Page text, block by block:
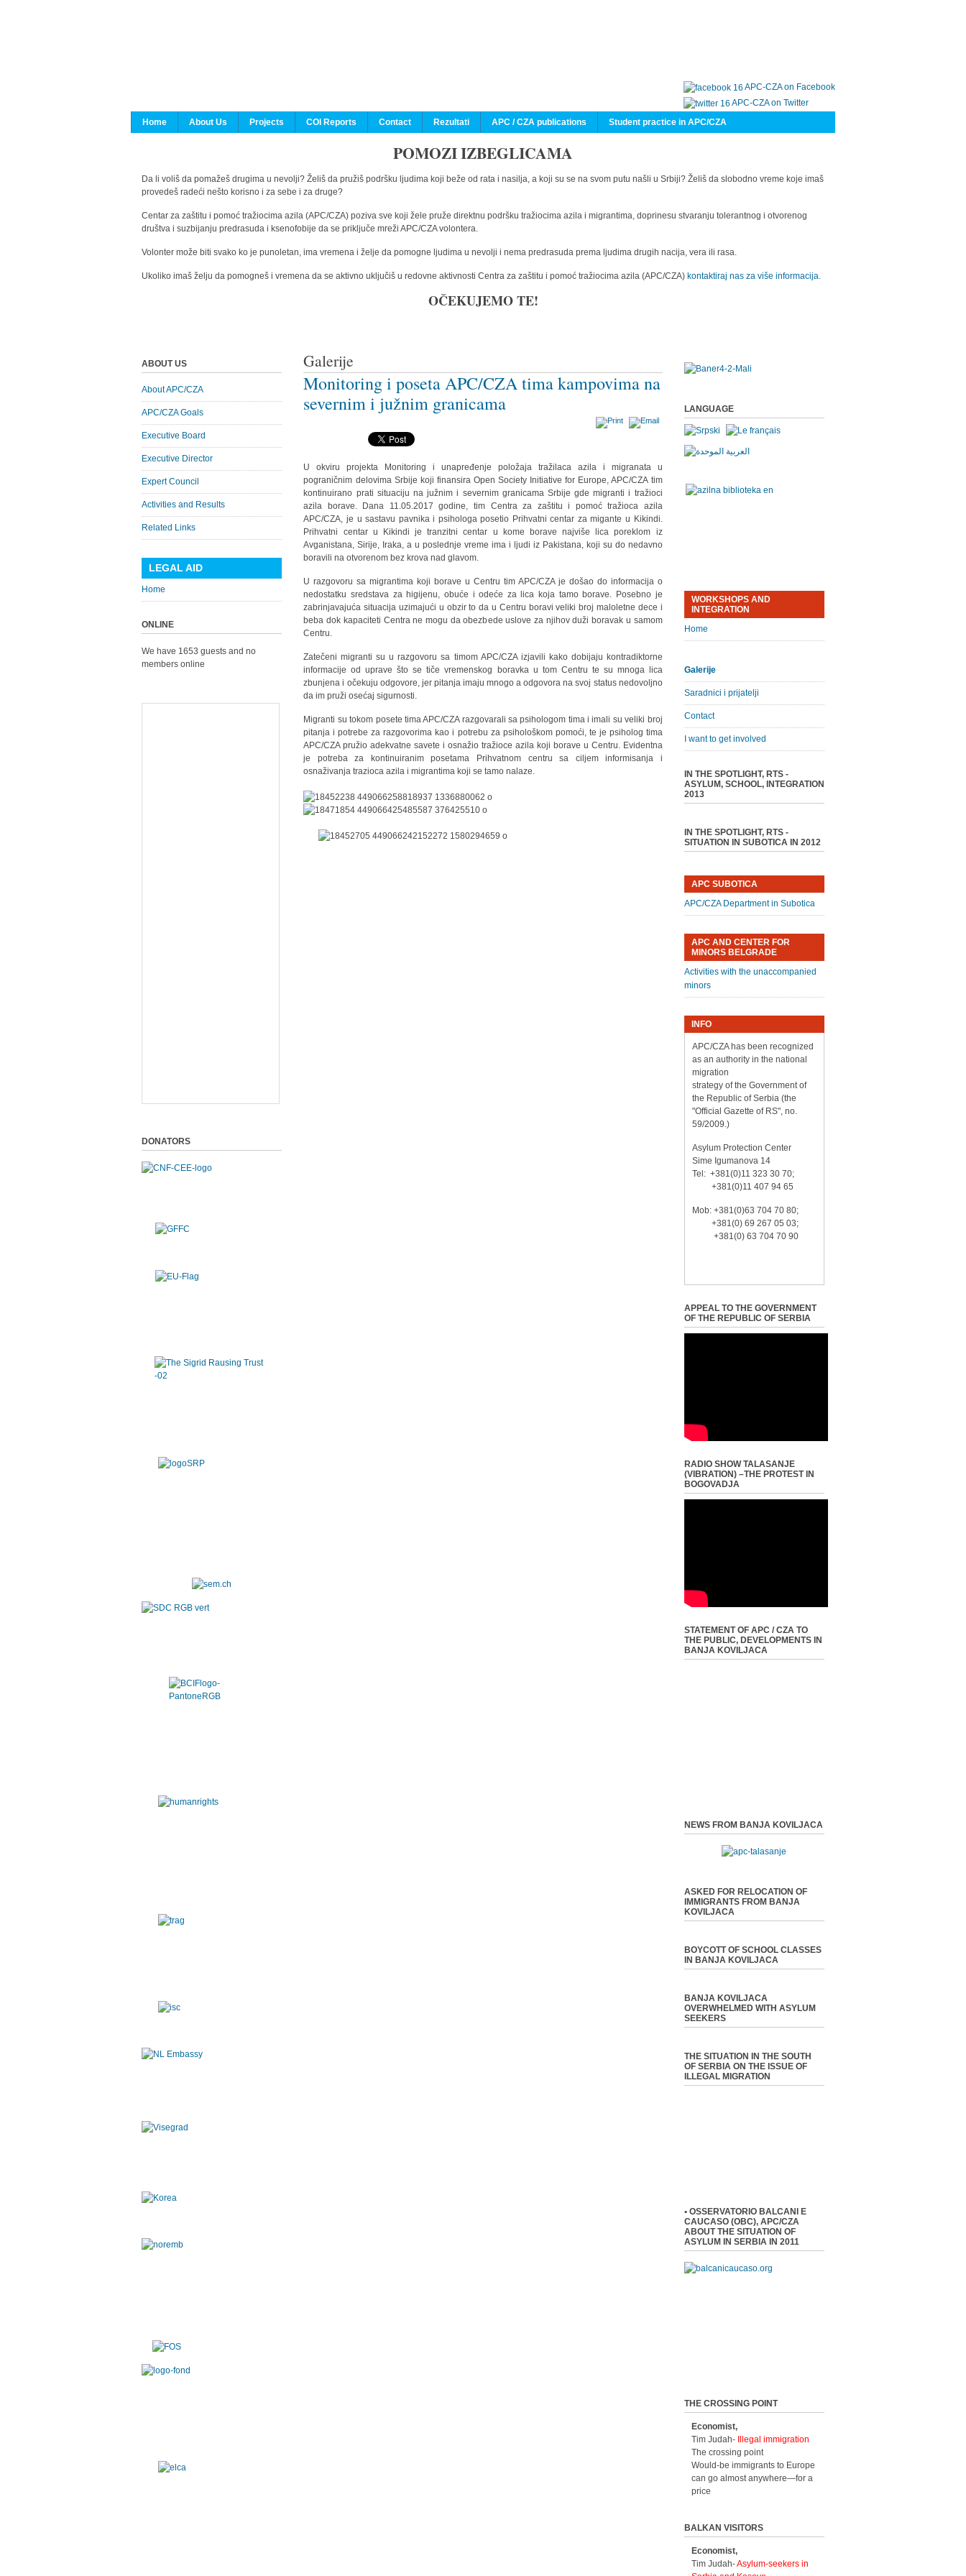
APC-CZA on Facebook
APC-CZA on Twitter
Home
About Us Projects COI Reports Contact Rezultati APC / CZA publications Student practice in APC/CZA
POMOZI IZBEGLICAMA
Da li voliš da pomažeš drugima u nevolji? Želiš da pružiš podršku ljudima koji beže od rata i nasilja, a koji su se na svom putu našli u Srbiji? Želiš da slobodno vreme koje imaš
provedeš radeći nešto korisno i za sebe i za druge?
Centar za zaštitu i pomoć tražiocima azila (APC/CZA) poziva sve koji žele pruže direktnu podršku tražiocima azila i migrantima, doprinesu stvaranju tolerantnog i otvorenog
društva i suzbijanju predrasuda i ksenofobije da se priključe mreži APC/CZA volontera.
Volonter može biti svako ko je punoletan, ima vremena i želje da pomogne ljudima u nevolji i nema predrasuda prema ljudima drugih nacija, vera ili rasa.
Ukoliko imaš želju da pomogneš i vremena da se aktivno uključiš u redovne aktivnosti Centra za zaštitu i pomoć tražiocima azila (APC/CZA) kontaktiraj nas za više informacija.
OČEKUJEMO TE!
Galerije
Monitoring i poseta APC/CZA tima kampovima na
severnim i južnim granicama
U okviru projekta Monitoring i unapređenje položaja tražilaca azila i migranata u
pograničnim delovima Srbije koji finansira Open Society Initiative for Europe, APC/CZA tim
kontinuirano prati situaciju na južnim i severnim granicama Srbije gde migranti i tražioci
azila borave. Dana 11.05.2017 godine, tim Centra za zaštitu i pomoć tražioca azila
APC/CZA, je u sastavu pavnika i psihologa posetio Prihvatni centar za migante u Kikindi.
Prihvatni centar u Kikindi je tranzitni centar u kome borave najviše lica poreklom iz
Avganistana, Sirije, Iraka, a u poslednje vreme ima i ljudi iz Pakistana, koji su do nedavno
boravili na otvorenom bez krova nad glavom.
U razgovoru sa migrantima koji borave u Centru tim APC/CZA je došao do informacija o
nedostatku sredstava za higijenu, obuće i odeće za lica koja tamo borave. Posebno je
zabrinjavajuća situacija uzimajući u obzir to da u Centru boravi veliki broj maloletne dece i
beba dok kapaciteti Centra ne mogu da obezbede uslove za njihov duži boravak u samom
Centru.
Zatečeni migranti su u razgovoru sa timom APC/CZA izjavili kako dobijaju kontradiktorne
informacije od uprave što se tiče vremenskog boravka u tom Centru te su mnoga lica
zbunjena i očekuju odgovore, jer pitanja imaju mnogo a odgovora na svoj status nedovoljno
da im pruži osećaj sigurnosti.
Migranti su tokom posete tima APC/CZA razgovarali sa psihologom tima i imali su veliki broj
pitanja i potrebe za razgovorima kao i potrebu za psihološkom pomoći, te je psiholog tima
APC/CZA pružio adekvatne savete i osnažio tražioce azila koji borave u Centru. Evidentna
je potreba za kontinuiranim posetama Prihvatnom centru sa ciljem informisanja i
osnaživanja trazioca azila i migrantima koji se tamo nalaze.
ABOUT US
About APC/CZA
APC/CZA Goals
Executive Board
Executive Director
Expert Council
Activities and Results
Related Links
LEGAL AID
Home
ONLINE
We have 1653 guests and no
members online
DONATORS
LANGUAGE
WORKSHOPS AND
INTEGRATION
Home
Galerije
Saradnici i prijatelji
Contact
I want to get involved
IN THE SPOTLIGHT, RTS -
ASYLUM, SCHOOL, INTEGRATION
2013
IN THE SPOTLIGHT, RTS -
SITUATION IN SUBOTICA IN 2012
APC SUBOTICA
APC/CZA Department in Subotica
APC AND CENTER FOR
MINORS BELGRADE
Activities with the unaccompanied
minors
INFO
APC/CZA has been recognized
as an authority in the national
migration
strategy of the Government of
the Republic of Serbia (the
"Official Gazette of RS", no.
59/2009.)
Asylum Protection Center
Sime Igumanova 14
Tel: +381(0)11 323 30 70;
+381(0)11 407 94 65
Mob: +381(0)63 704 70 80;
+381(0) 69 267 05 03;
+381(0) 63 704 70 90
APPEAL TO THE GOVERNMENT
OF THE REPUBLIC OF SERBIA
RADIO SHOW TALASANJE
(VIBRATION) –THE PROTEST IN
BOGOVADJA
STATEMENT OF APC / CZA TO
THE PUBLIC, DEVELOPMENTS IN
BANJA KOVILJACA
NEWS FROM BANJA KOVILJACA
ASKED FOR RELOCATION OF
IMMIGRANTS FROM BANJA
KOVILJACA
BOYCOTT OF SCHOOL CLASSES
IN BANJA KOVILJACA
BANJA KOVILJACA
OVERWHELMED WITH ASYLUM
SEEKERS
THE SITUATION IN THE SOUTH
OF SERBIA ON THE ISSUE OF
ILLEGAL MIGRATION
• OSSERVATORIO BALCANI E
CAUCASO (OBC), APC/CZA
ABOUT THE SITUATION OF
ASYLUM IN SERBIA IN 2011
THE CROSSING POINT
Economist,
Tim Judah-
Illegal immigration
The crossing point
Would-be immigrants to Europe
can go almost anywhere—for a
price
BALKAN VISITORS
Economist,
Tim Judah-Asylum-seekers in